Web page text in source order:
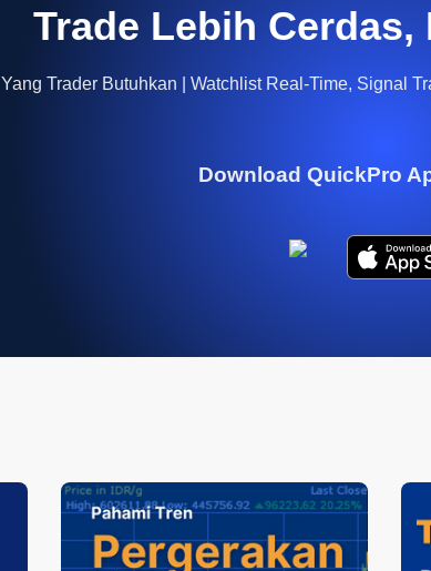
Trade Lebih
Yang Trader Butuhkan | Watchlist Real-Time, Signal
Download QuickPro